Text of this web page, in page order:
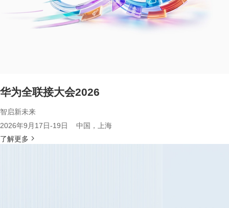
华为全联接大会2026
智启新未来
2026年9月17日-19日 中国，上海
了解更多